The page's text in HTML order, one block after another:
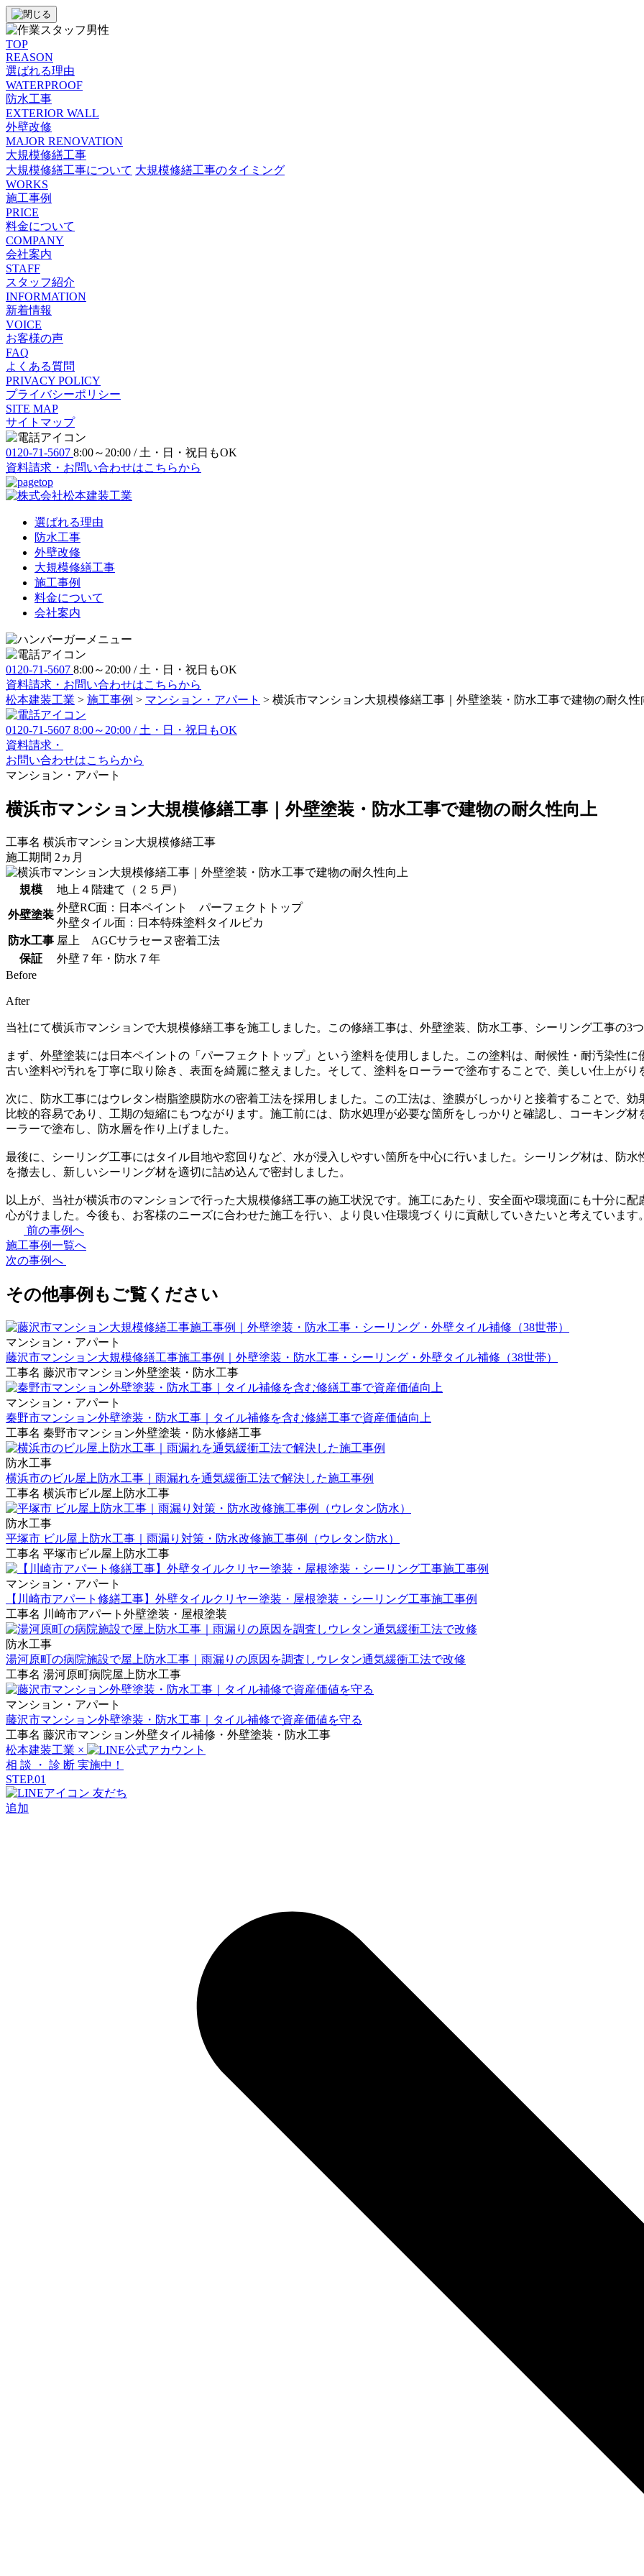
TOP
REASON
選ばれる理由
WATERPROOF
防⽔⼯事
EXTERIOR WALL
外壁改修
MAJOR RENOVATION
大規模修繕工事
大規模修繕工事について 大規模修繕工事のタイミング
WORKS
施工事例
PRICE
料金について
COMPANY
会社案内
STAFF
スタッフ紹介
INFORMATION
新着情報
VOICE
お客様の声
FAQ
よくある質問
PRIVACY POLICY
プライバシーポリシー
SITE MAP
サイトマップ
0120-71-5607 8:00～20:00 / 土・日・祝日もOK
資料請求・お問い合わせはこちらから
選ばれる理由
防⽔⼯事
外壁改修
大規模修繕工事
施工事例
料金について
会社案内
0120-71-5607 8:00～20:00 / 土・日・祝日もOK
資料請求・お問い合わせはこちらから
松本建装工業 > 施工事例 > マンション・アパート > 横浜市マンション大規模修繕工事｜外壁塗装・防水工事で建物の耐久性
0120-71-5607 8:00～20:00 / 土・日・祝日もOK
資料請求・
お問い合わせはこちらから
マンション・アパート
横浜市マンション大規模修繕工事｜外壁塗装・防水工事で建物の耐久性向上
工事名 横浜市マンション大規模修繕工事
施工期間 2ヵ月
規模 地上４階建て（２５戸）
外壁塗装
外壁RⅭ面：日本ペイント パーフェクトトップ
外壁タイル面：日本特殊塗料タイルピカ
防水工事 屋上 AGⅭサラセーヌ密着工法
保証
外壁７年・防水７年
Before
After
当社にて横浜市マンションで大規模修繕工事を施工しました。この修繕工事は、外壁塗装、防水工事、シーリング工事の3
まず、外壁塗装には日本ペイントの「パーフェクトトップ」という塗料を使用しました。この塗料は、耐候性・耐汚染性
古い塗料や汚れを丁寧に取り除き、表面を綺麗に整えました。そして、塗料をローラーで塗布することで、美しい仕上がり
次に、防水工事にはウレタン樹脂塗膜防水の密着工法を採用しました。この工法は、塗膜がしっかりと接着することで、
比較的容易であり、工期の短縮にもつながります。施工前には、防水処理が必要な箇所をしっかりと確認し、コーキング
ーラーで塗布し、防水層を作り上げました。
最後に、シーリング工事にはタイル目地や窓回りなど、水が浸入しやすい箇所を中心に行いました。シーリング材は、防
を撤去し、新しいシーリング材を適切に詰め込んで密封しました。
以上が、当社が横浜市のマンションで行った大規模修繕工事の施工状況です。施工にあたり、安全面や環境面にも十分に
心がけました。今後も、お客様のニーズに合わせた施工を行い、より良い住環境づくりに貢献していきたいと考えています
前の事例へ
施工事例一覧へ
次の事例へ
その他事例もご覧ください
マンション・アパート
藤沢市マンション大規模修繕工事施工事例｜外壁塗装・防水工事・シーリング・外壁タイル補修（38世帯）
工事名 藤沢市マンション外壁塗装・防水工事
マンション・アパート
秦野市マンション外壁塗装・防水工事｜タイル補修を含む修繕工事で資産価値向上
工事名 秦野市マンション外壁塗装・防水修繕工事
防水工事
横浜市のビル屋上防水工事｜雨漏れを通気緩衝工法で解決した施工事例
工事名 横浜市ビル屋上防水工事
防水工事
平塚市 ビル屋上防水工事｜雨漏り対策・防水改修施工事例（ウレタン防水）
工事名 平塚市ビル屋上防水工事
マンション・アパート
【川崎市アパート修繕工事】外壁タイルクリヤー塗装・屋根塗装・シーリング工事施工事例
工事名 川崎市アパート外壁塗装・屋根塗装
防水工事
湯河原町の病院施設で屋上防水工事｜雨漏りの原因を調査しウレタン通気緩衝工法で改修
工事名 湯河原町病院屋上防水工事
マンション・アパート
藤沢市マンション外壁塗装・防水工事｜タイル補修で資産価値を守る
工事名 藤沢市マンション外壁タイル補修・外壁塗装・防水工事
松本建装工業 ×
相 談 ・ 診 断 実施中！
STEP.01
友だち
追加